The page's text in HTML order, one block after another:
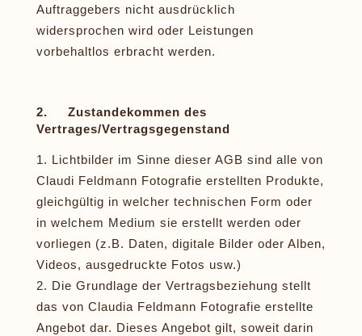
Auftraggebers nicht ausdrücklich
widersprochen wird oder Leistungen
vorbehaltlos erbracht werden.
2. Zustandekommen des
Vertrages/Vertragsgegenstand
Lichtbilder im Sinne dieser AGB sind alle von
Claudi Feldmann Fotografie erstellten Produkte,
gleichgültig in welcher technischen Form oder
in welchem Medium sie erstellt werden oder
vorliegen (z.B. Daten, digitale Bilder oder Alben,
Videos, ausgedruckte Fotos usw.)
Die Grundlage der Vertragsbeziehung stellt
das von Claudia Feldmann Fotografie erstellte
Angebot dar. Dieses Angebot gilt, soweit darin